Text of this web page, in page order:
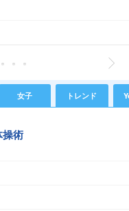
女子 トレンド
操術